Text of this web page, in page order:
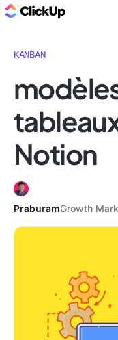
KANBAN
Notion
PraburamGrowth